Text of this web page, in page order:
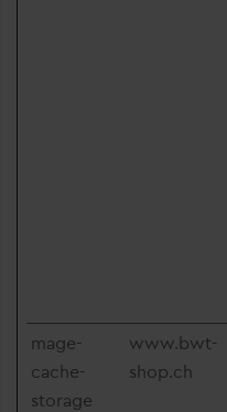
mage-
cache-
storage
www.bwt-
shop.ch